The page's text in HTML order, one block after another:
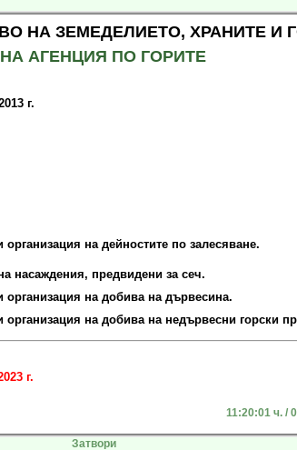
НА ЗЕМЕДЕЛИЕТО, ХРАНИТЕ И
АГЕНЦИЯ ПО ГОРИТЕ
г.
организация на дейностите по залесяване.
насаждения, предвидени за сеч.
организация на добива на дървесина.
организация на добива на недървесни горски
г.
11:20:01 ч. /
Затвори